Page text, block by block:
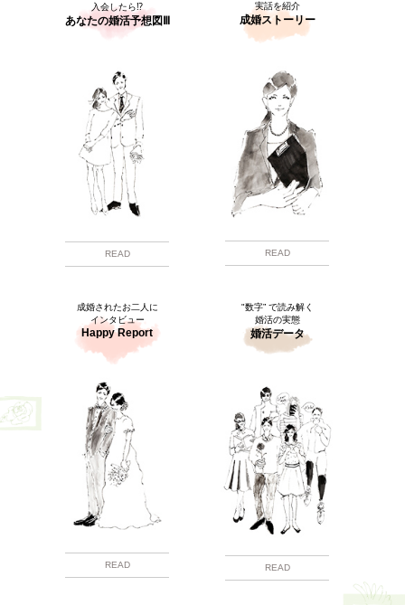
入会したら⁉
あなたの婚活予想図Ⅲ
READ
実話を紹介
成婚ストーリー
READ
成婚されたお二人に
インタビュー
Happy Report
READ
"数字” で読み解く
婚活の実態
婚活データ
READ